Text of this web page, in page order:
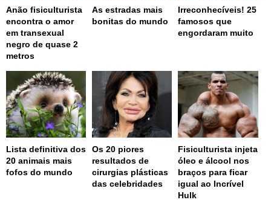
Anão fisiculturista
encontra o amor
em transexual
negro de quase 2
metros
As estradas mais
bonitas do mundo
Irreconhecíveis! 25
famosos que
engordaram muito
Lista definitiva dos
20 animais mais
fofos do mundo
Os 20 piores
resultados de
cirurgias plásticas
das celebridades
Fisiculturista injeta
óleo e álcool nos
braços para ficar
igual ao Incrível
Hulk